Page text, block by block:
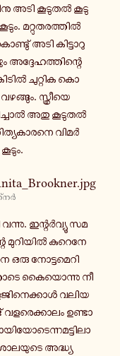
അടി കൂ­ടു­തൽ കൂ­ടു­
മ­റ്റു­ത­ര­ത്തിൽ
അടി കി­ട്ടാ­റു­
ചു­റ്റി­ക കൊ­
സ്ത്രീ­യെ­
അതു കൂ­ടു­തൽ
വി­മർ­
ഇ­ന്റർ­വ്യൂ സ­മ­
മു­റി­യിൽ കു­റെ­നേ­
നോ­ട്ട­മെ­റി­
കൈ­യൊ­ന്നു നീ­
വലിയ
ഉ­ണ്ടാ­
അ­ദ്ധ്യ­